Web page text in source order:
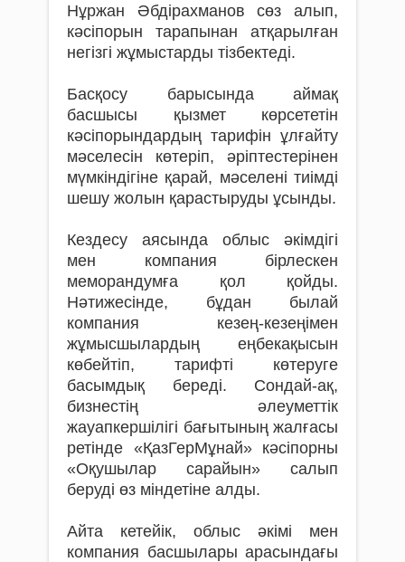
Нұржан Әбдірахманов сөз алып,
кәсіпорын тарапынан атқарылған
негізгі жұмыстарды тізбектеді.
Басқосу барысында аймақ
басшысы қызмет көрсететін
кәсіпорындардың тарифін ұлғайту
мәселесін көтеріп, әріптестерінен
мүмкіндігіне қарай, мәселені тиімді
шешу жолын қарастыруды ұсынды.
Кездесу аясында облыс әкімдігі
мен компания бірлескен
меморандумға қол қойды.
Нәтижесінде, бұдан былай
компания кезең-кезеңімен
жұмысшылардың еңбекақысын
көбейтіп, тарифті көтеруге
басымдық береді. Сондай-ақ,
бизнестің әлеуметтік
жауапкершілігі бағытының жалғасы
ретінде «ҚазГерМұнай» кәсіпорны
«Оқушылар сарайын» салып
беруді өз міндетіне алды.
Айта кетейік, облыс әкімі мен
компания басшылары арасындағы